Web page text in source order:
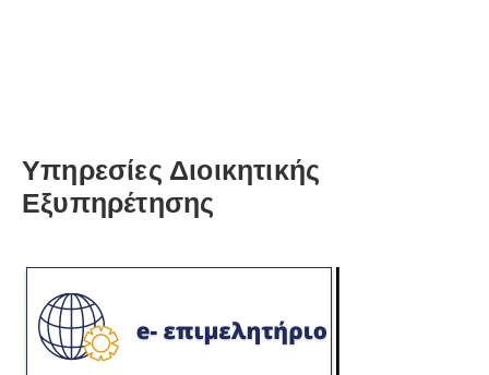
Υπηρεσίες Διοικητικής
Εξυπηρέτησης